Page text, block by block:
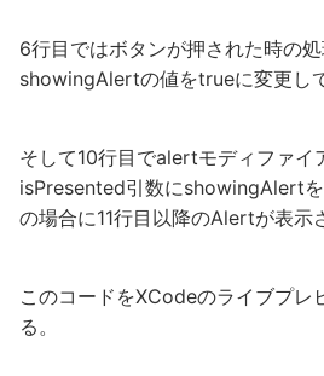
6行目ではボタンが押された時の処
showingAlertの値をtrueに変更し
そして10行目でalertモディファイ
isPresented引数にshowingAlert
の場合に11行目以降のAlertが表示
このコードをXCodeのライブプレ
る。